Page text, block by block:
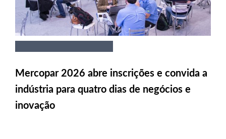
Mercopar 2026 abre inscrições e convida a
indústria para quatro dias de negócios e
inovação